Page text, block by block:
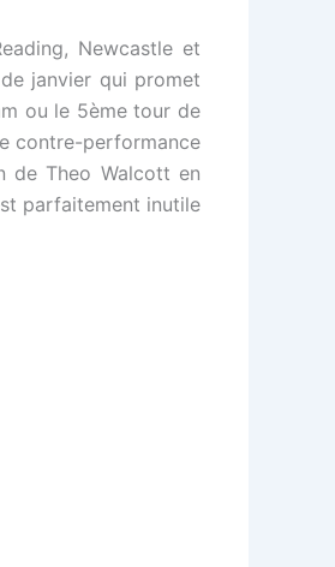
Newcastle et
janvier qui promet
ou le 5ème tour de
contre-performance
de Theo Walcott en
parfaitement inutile